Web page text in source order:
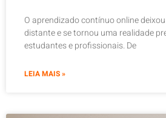
O aprendizado contínuo online
distante e se tornou uma realidade
estudantes e profissionais. De
LEIA MAIS »